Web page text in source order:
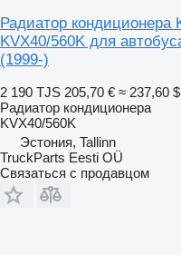
Радиатор кондиционера
KVX40/560K для
(1999-)
2 190 TJS 205,70 € ≈ 237,60 $
Радиатор кондиционера
KVX40/560K
Эстония, Tallinn
TruckParts Eesti OÜ
Связаться с продавцом